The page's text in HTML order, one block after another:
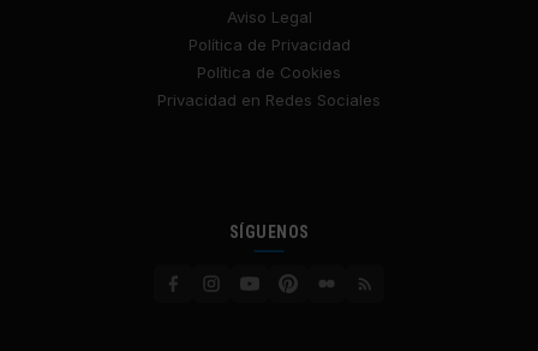
Aviso Legal
Política de Privacidad
Política de Cookies
Privacidad en Redes Sociales
SÍGUENOS